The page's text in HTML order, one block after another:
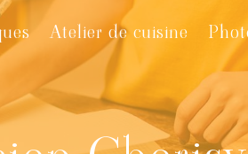
Atelier de cuisine